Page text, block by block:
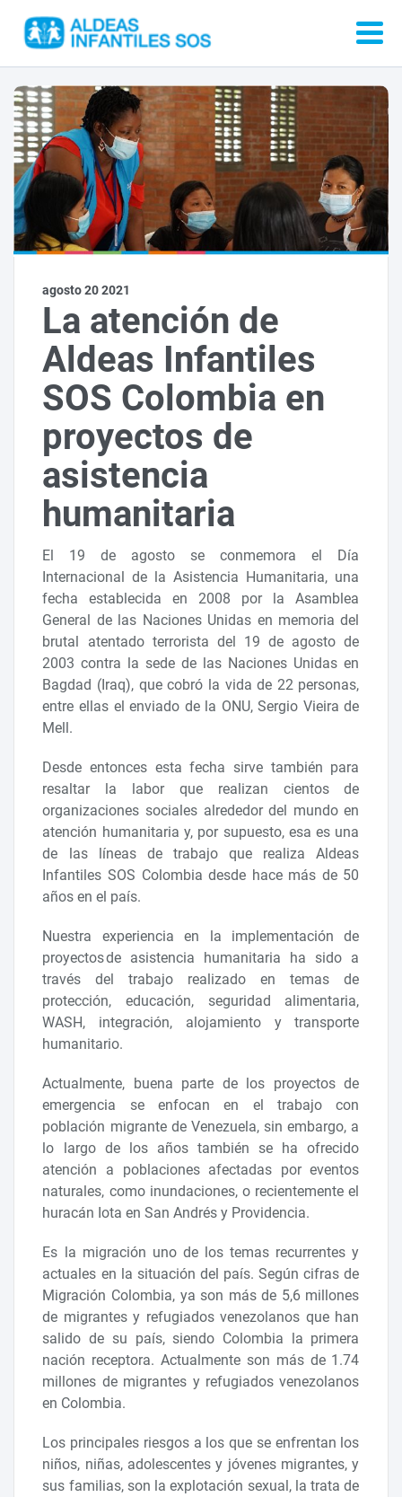
agosto 20 2021
La atención de
Aldeas Infantiles
SOS Colombia en
proyectos de
asistencia
humanitaria
El 19 de agosto se conmemora el Día
Internacional de la Asistencia Humanitaria, una
fecha establecida en 2008 por la Asamblea
General de las Naciones Unidas en memoria del
brutal atentado terrorista del 19 de agosto de
2003 contra la sede de las Naciones Unidas en
Bagdad (Iraq), que cobró la vida de 22 personas,
entre ellas el enviado de la ONU, Sergio Vieira de
Mell.
Desde entonces esta fecha sirve también para
resaltar la labor que realizan cientos de
organizaciones sociales alrededor del mundo en
atención humanitaria y, por supuesto, esa es una
de las líneas de trabajo que realiza Aldeas
Infantiles SOS Colombia desde hace más de 50
años en el país.
Nuestra experiencia en la implementación de
proyectos de asistencia humanitaria ha sido a
través del trabajo realizado en temas de
protección, educación, seguridad alimentaria,
WASH, integración, alojamiento y transporte
humanitario.
Actualmente, buena parte de los proyectos de
emergencia se enfocan en el trabajo con
población migrante de Venezuela, sin embargo, a
lo largo de los años también se ha ofrecido
atención a poblaciones afectadas por eventos
naturales, como inundaciones, o recientemente el
huracán Iota en San Andrés y Providencia.
Es la migración uno de los temas recurrentes y
actuales en la situación del país. Según cifras de
Migración Colombia, ya son más de 5,6 millones
de migrantes y refugiados venezolanos que han
salido de su país, siendo Colombia la primera
nación receptora. Actualmente son más de 1.74
millones de migrantes y refugiados venezolanos
en Colombia.
Los principales riesgos a los que se enfrentan los
niños, niñas, adolescentes y jóvenes migrantes, y
sus familias, son la explotación sexual, la trata de